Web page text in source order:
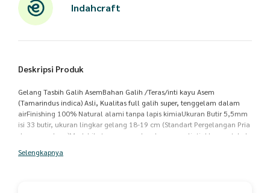
Indahcraft
Deskripsi Produk
Gelang Tasbih Galih AsemBahan Galih /Teras/inti kayu Asem
(Tamarindus indica) Asli, Kualitas full galih super, tenggelam dalam
airFinishing 100% Natural alami tanpa lapis kimiaUkuran Butir 5,5mm
isi 33 butir, ukuran lingkar gelang 18-19 cm (Standart Pergelangan Pria
dewasa sedang)Model ikat menggunakan benang pelintir khusus, tebal
gelang dapat digunakan sebagai tasbih kecil 33 butir, cocok dipakai
Selengkapnya